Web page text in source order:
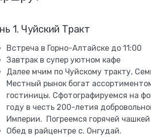
1. Чуйский Тракт
Встреча в Горно-Алтайске до 11:00
Завтрак в супер уютном кафе
Далее мчим по Чуйскому тракту,
Местный рынок богат
гостиницы. Сфотографируемся на
году в честь 200-летия
Империи. Погреемся горячей чашкей
Обед в райцентре с. Онгудай.